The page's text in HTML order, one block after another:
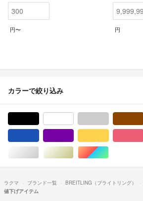
円〜 円
カラーで絞り込み
シルバー/銀色系ゴールド/金色系マルチカラー
ラクマ ブランド一覧 BREITLING（ブライトリング）
値下げアイテム